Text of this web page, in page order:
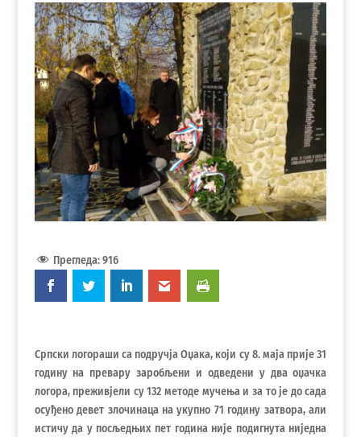
Прегледа: 916
Српски логораши са подручја Оџака, који су 8. маја прије 31
годину на превару заробљени и одведени у два оџачка
логора, преживјели су 132 методе мучења и за то је до сада
осуђено девет злочинаца на укупно 71 годину затвора, али
истичу да у посљедњих пет година није подигнута ниједна